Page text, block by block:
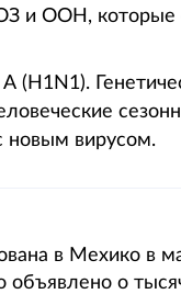
и ООН,
(H1N1).
новым вирусом.
в Мехико в
о